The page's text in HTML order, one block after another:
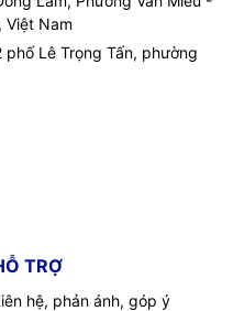
Việt Nam
phố Lê Trọng Tấn, phường
TRỢ
hệ, phản ánh, góp ý